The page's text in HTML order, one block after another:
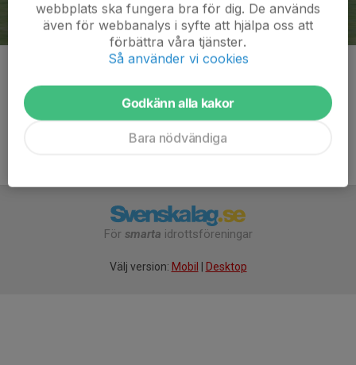
För smarta idrottsföreningar
Välj version: Mobil Desktop
webbplats ska fungera bra för dig. De används
även för webbanalys i syfte att hjälpa oss att
förbättra våra tjänster.
Så använder vi cookies
Godkänn alla kakor
Bara nödvändiga